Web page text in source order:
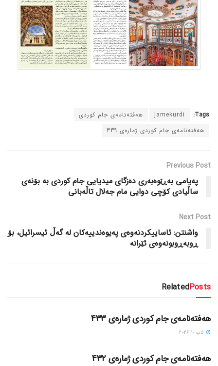
Tags:
jamekurdi
هەفتەنامەی جام کوردی
هەفتەنامەی جام کوردی ژمارەی 339
Previous Post
پەیامی بەڕێوەبەری دەزگای میدیایی جام کوردی بە بۆنەی
ساڵیادی کۆچی دوایی مام جەلال تاڵەبانی
Next Post
واشنتن: ئاساییکردنەوەی پەیوەندییەکان لە گەڵ ئیسرائیل، بۆ
ڕوبەڕوبونەوەی ئێرانە
RelatedPosts
گۆڤاره‌کان
هەفتەنامەی جام کوردی ژمارەی 433
ئاب 10, 2026
هەفتەنامەی جام کوردی ژمارەی 432